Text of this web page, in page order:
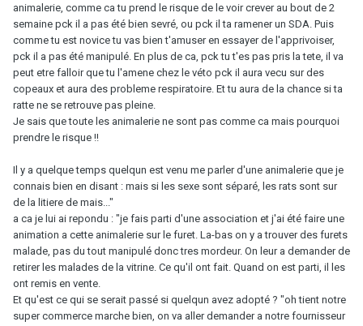
animalerie, comme ca tu prend le risque de le voir crever au bout de 2
semaine pck il a pas été bien sevré, ou pck il ta ramener un SDA. Puis
comme tu est novice tu vas bien t'amuser en essayer de l'apprivoiser,
pck il a pas été manipulé. En plus de ca, pck tu t'es pas pris la tete, il va
peut etre falloir que tu l'amene chez le véto pck il aura vecu sur des
copeaux et aura des probleme respiratoire. Et tu aura de la chance si ta
ratte ne se retrouve pas pleine.
Je sais que toute les animalerie ne sont pas comme ca mais pourquoi
prendre le risque !!
Il y a quelque temps quelqun est venu me parler d'une animalerie que je
connais bien en disant : mais si les sexe sont séparé, les rats sont sur
de la litiere de mais..."
a ca je lui ai repondu : "je fais parti d'une association et j'ai été faire une
animation a cette animalerie sur le furet. La-bas on y a trouver des furets
malade, pas du tout manipulé donc tres mordeur. On leur a demander de
retirer les malades de la vitrine. Ce qu'il ont fait. Quand on est parti, il les
ont remis en vente.
Et qu'est ce qui se serait passé si quelqun avez adopté ? "oh tient notre
super commerce marche bien, on va aller demander a notre fournisseur